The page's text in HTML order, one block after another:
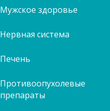
Мужское здоровье
Нервная система
Печень
Противоопухолевые
препараты